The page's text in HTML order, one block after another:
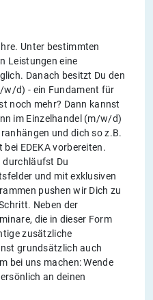
Unter bestimmten
Leistungen eine
Danach besitzt Du den
w/d) - ein Fundament für
noch mehr? Dann kannst
im Einzelhandel (m/w/d)
und dich so z.B.
EDEKA vorbereiten.
durchläufst Du
und mit exklusiven
pushen wir Dich zu
Neben der
die in dieser Form
zusätzliche
grundsätzlich auch
bei uns machen: Wende
an deinen